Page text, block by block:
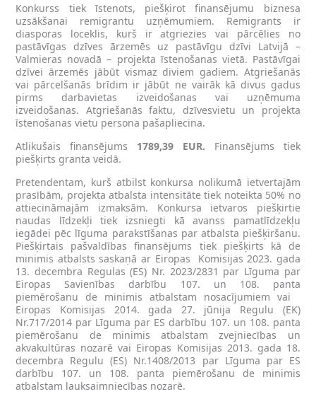
Konkurss tiek īstenots, piešķirot finansējumu biznesa
uzsākšanai remigrantu uzņēmumiem. Remigrants ir
diasporas loceklis, kurš ir atgriezies vai pārcēlies no
pastāvīgas dzīves ārzemēs uz pastāvīgu dzīvi Latvijā –
Valmieras novadā – projekta īstenošanas vietā. Pastāvīgai
dzīvei ārzemēs jābūt vismaz diviem gadiem. Atgriešanās
vai pārcelšanās brīdim ir jābūt ne vairāk kā divus gadus
pirms darbavietas izveidošanas vai uzņēmuma
izveidošanas. Atgriešanās faktu, dzīvesvietu un projekta
īstenošanas vietu persona pašapliecina.
Atlikušais finansējums 1789,39 EUR. Finansējums tiek
piešķirts granta veidā.
Pretendentam, kurš atbilst konkursa nolikumā ietvertajām
prasībām, projekta atbalsta intensitāte tiek noteikta 50% no
attiecināmajām izmaksām. Konkursa ietvaros piešķirtie
naudas līdzekļi tiek izsniegti kā avanss pamatlīdzekļu
iegādei pēc līguma parakstīšanas par atbalsta piešķiršanu.
Piešķirtais pašvaldības finansējums tiek piešķirts kā de
minimis atbalsts saskaņā ar Eiropas
Komisijas 2023. gada
13. decembra Regulas (ES) Nr. 2023/2831 par Līguma par
Eiropas Savienības darbību 107. un 108. panta
piemērošanu de minimis atbalstam nosacījumiem vai
Eiropas Komisijas 2014. gada 27. jūnija Regulu (EK)
Nr.717/2014 par Līguma par ES darbību 107. un 108. panta
piemērošanu de minimis atbalstam zvejniecības un
akvakultūras nozarē vai Eiropas Komisijas 2013. gada 18.
decembra Regulu (ES) Nr.1408/2013 par Līguma par ES
darbību 107. un 108. panta piemērošanu de minimis
atbalstam lauksaimniecības nozarē.